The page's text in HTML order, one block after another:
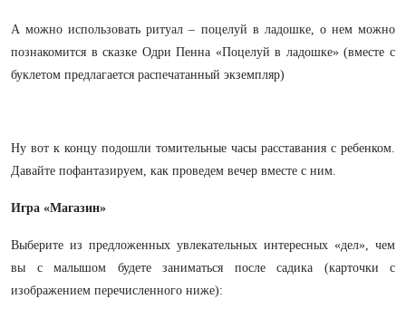
А можно использовать ритуал – поцелуй в ладошке, о нем можно
познакомится в сказке Одри Пенна «Поцелуй в ладошке» (вместе с
буклетом предлагается распечатанный экземпляр)
Ну вот к концу подошли томительные часы расставания с ребенком.
Давайте пофантазируем, как проведем вечер вместе с ним.
Игра «Магазин»
Выберите из предложенных увлекательных интересных «дел», чем
вы с малышом будете заниматься после садика (карточки с
изображением перечисленного ниже):